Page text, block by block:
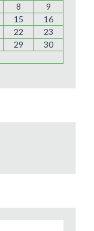
8
9
15
16
22
23
29
30